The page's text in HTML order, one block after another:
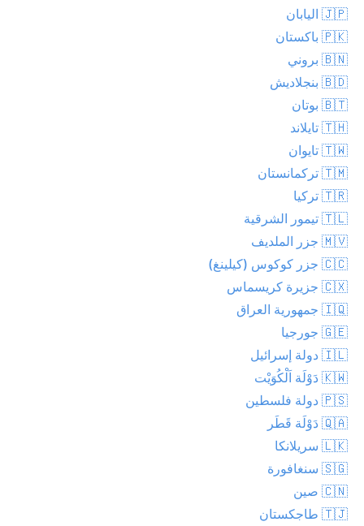
🇯🇵 اليابان
🇵🇰 باكستان
🇧🇳 بروني
🇧🇩 بنجلاديش
🇧🇹 بوتان
🇹🇭 تايلاند
🇹🇼 تايوان
🇹🇲 تركمانستان
🇹🇷 تركيا
🇹🇱 تيمور الشرقية
🇲🇻 جزر الملديف
🇨🇨 جزر كوكوس (كيلينغ)
🇨🇽 جزيرة كريسماس
🇮🇶 جمهورية العراق
🇬🇪 جورجيا
🇮🇱 دولة إسرائيل
🇰🇼 دَوْلَة اَلْكُوَيْت
🇵🇸 دولة فلسطين
🇶🇦 دَوْلَة قَطَر
🇱🇰 سريلانكا
🇸🇬 سنغافورة
🇨🇳 صين
🇹🇯 طاجكستان